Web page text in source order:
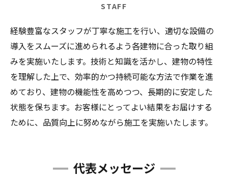
STAFF
経験豊富なスタッフが丁寧な施工を行い、適切な設備の
導入をスムーズに進められるよう各建物に合った取り組
みを実施いたします。技術と知識を活かし、建物の特性
を理解した上で、効率的かつ持続可能な方法で作業を進
めており、建物の機能性を高めつつ、長期的に安定した
状態を保ちます。お客様にとってよい結果をお届けする
ために、品質向上に努めながら施工を実施いたします。
代表メッセージ